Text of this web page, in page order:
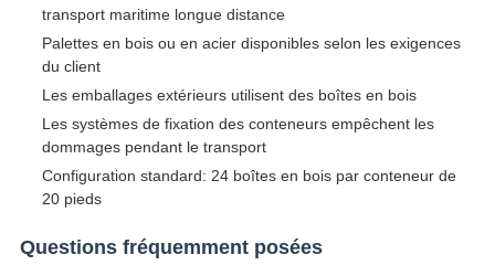
transport maritime longue distance
Palettes en bois ou en acier disponibles selon les exigences
du client
Les emballages extérieurs utilisent des boîtes en bois
Les systèmes de fixation des conteneurs empêchent les
dommages pendant le transport
Configuration standard: 24 boîtes en bois par conteneur de
20 pieds
Questions fréquemment posées